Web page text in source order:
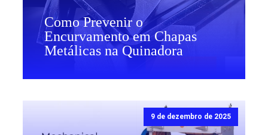
Como Prevenir o
Encurvamento em Chapas
Metálicas na Quinadora
9 de dezembro de 2025